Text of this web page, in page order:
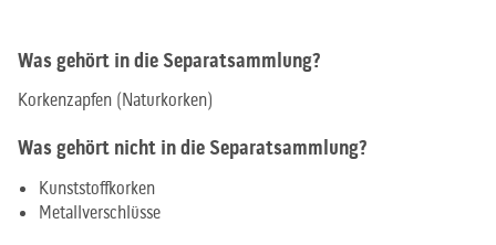
Was gehört in die Separatsammlung?
Korkenzapfen (Naturkorken)
Was gehört nicht in die Separatsammlung?
Kunststoffkorken
Metallverschlüsse